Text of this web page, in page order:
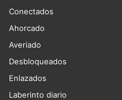
Conectados
Ahorcado
Averiado
Desbloqueados
Enlazados
Laberinto diario